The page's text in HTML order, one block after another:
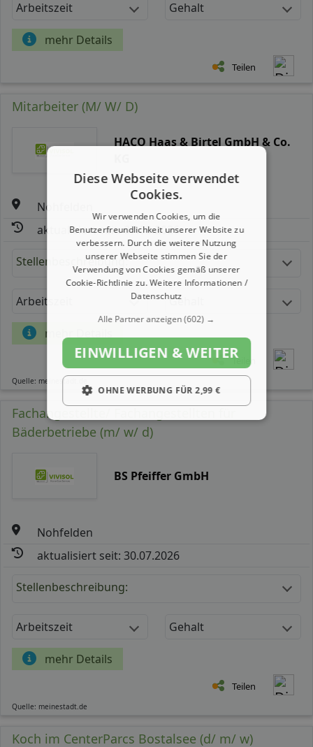
Arbeitszeit Gehalt
mehr Details
Teilen
Mitarbeiter (M/ W/ D)
HACO Haas & Birtel GmbH & Co.
Nohfelden
aktualisiert seit: 07.08.2026
Stellenbeschreibung:
Arbeitszeit Gehalt
mehr Details
Teilen
Quelle: meinestadt.de
Fachangestellte/ Fachangestellten für
Bäderbetriebe (m/ w/ d)
BS Pfeiffer GmbH
Nohfelden
aktualisiert seit: 30.07.2026
Stellenbeschreibung:
Arbeitszeit Gehalt
mehr Details
Teilen
Quelle: meinestadt.de
Koch im CenterParcs Bostalsee (d/ m/ w)
Diese Webseite verwendet
Cookies.
Wir verwenden Cookies, um die
Benutzerfreundlichkeit unserer Website zu
verbessern. Durch die weitere Nutzung
unserer Webseite stimmen Sie der
Verwendung von Cookies gemäß unserer
Cookie-Richtlinie zu.Weitere Informationen /
Datenschutz
Alle Partner anzeigen(602) →
EINWILLIGEN & WEITER
OHNE WERBUNG FÜR 2,99 €